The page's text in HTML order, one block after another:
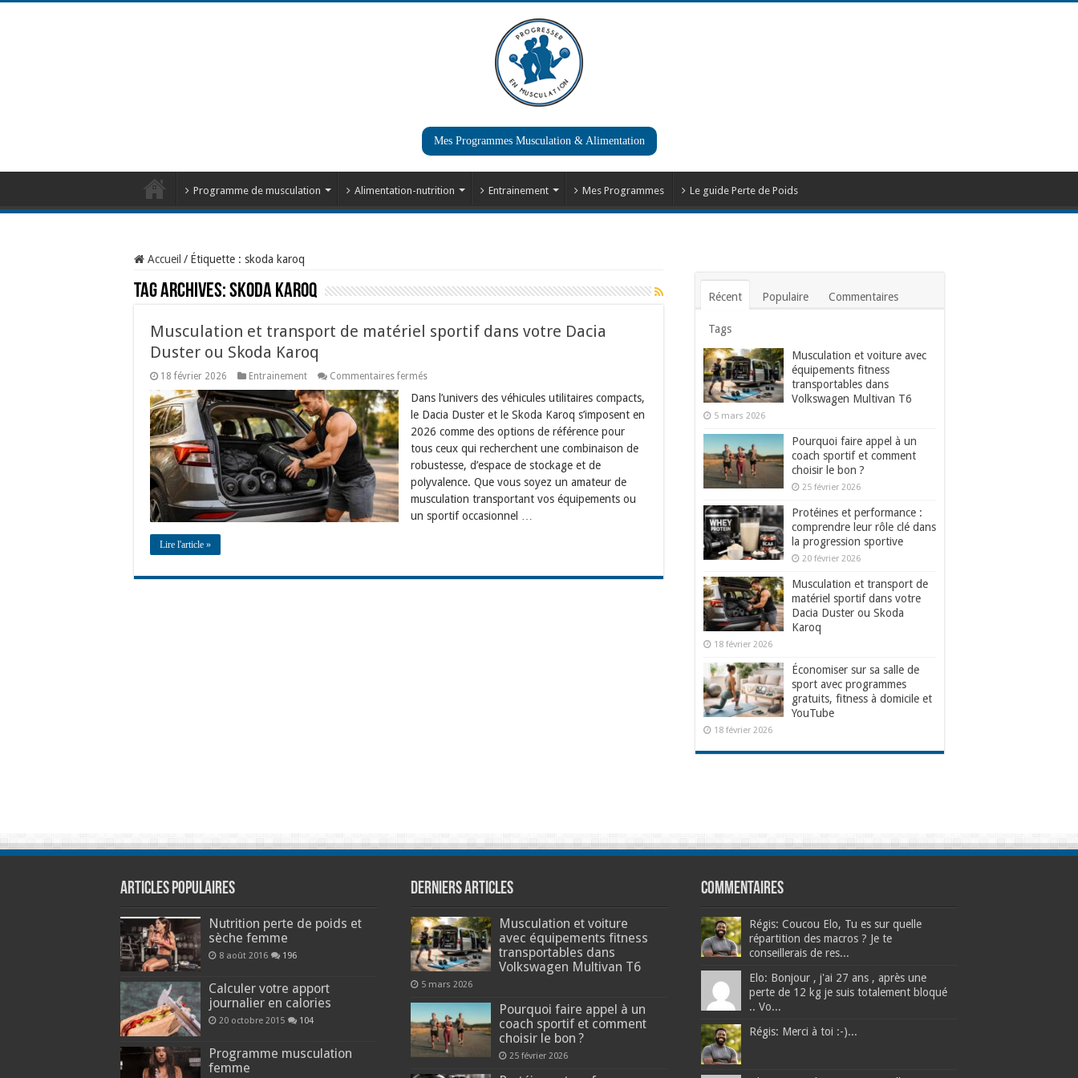
Mes Programmes Musculation & Alimentation
Programme de musculation Alimentation-nutrition Entrainement Mes Programmes Le guide Perte de Poids
Accueil / Étiquette : skoda karoq
Tag Archives:skoda karoq
Musculation et transport de matériel sportif dans votre Dacia
Duster ou Skoda Karoq
18 février 2026 Entrainement Commentaires ferméssur
et
transport
de
matériel
dans
votre
Dacia
Duster
ou
Skoda
Karoq
Dans l’univers des véhicules utilitaires compacts,
le Dacia Duster et le Skoda Karoq s’imposent en
2026 comme des options de référence pour
tous ceux qui recherchent une combinaison de
robustesse, d’espace de stockage et de
polyvalence. Que vous soyez un amateur de
musculation transportant vos équipements ou
un sportif occasionnel …
Lire l'article »
Récent Populaire Commentaires
Tags
Musculation et voiture avec
équipements fitness
transportables dans
Volkswagen Multivan T6
5 mars 2026
Pourquoi faire appel à un
coach sportif et comment
choisir le bon ?
25 février 2026
Protéines et performance :
comprendre leur rôle clé dans
la progression sportive
20 février 2026
Musculation et transport de
matériel sportif dans votre
Dacia Duster ou Skoda
Karoq
18 février 2026
Économiser sur sa salle de
sport avec programmes
gratuits, fitness à domicile et
YouTube
18 février 2026
Articles populaires
Nutrition perte de poids et
sèche femme
8 août 2016 196
Calculer votre apport
journalier en calories
20 octobre 2015 104
Programme musculation
femme
Derniers articles
Musculation et voiture
avec équipements fitness
transportables dans
Volkswagen Multivan T6
5 mars 2026
Pourquoi faire appel à un
coach sportif et comment
choisir le bon ?
25 février 2026
Commentaires
Régis: Coucou Elo, Tu es sur quelle
répartition des macros ? Je te
conseillerais de res...
Elo: Bonjour , j'ai 27 ans , après une
perte de 12 kg je suis totalement bloqué
.. Vo...
Régis: Merci à toi :-)...